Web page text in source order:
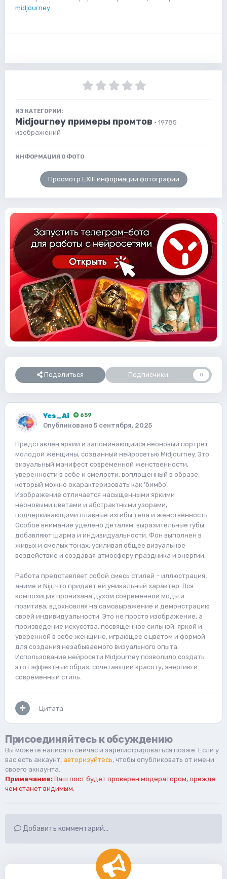
midjourney
ИЗ КАТЕГОРИИ:
Midjourney примеры промтов · 19785
изображений
ИНФОРМАЦИЯ О ФОТО
Просмотр EXIF информации фотографии
Поделиться Подписчики 0
Yes_Ai 659
Опубликовано 5 сентября, 2025
Представлен яркий и запоминающийся неоновый портрет
молодой женщины, созданный нейросетью Midjourney. Это
визуальный манифест современной женственности,
уверенности в себе и смелости, воплощенный в образе,
который можно охарактеризовать как 'бимбо'.
Изображение отличается насыщенными яркими
неоновыми цветами и абстрактными узорами,
подчёркивающими плавные изгибы тела и женственность.
Особое внимание уделено деталям: выразительные губы
добавляют шарма и индивидуальности. Фон выполнен в
живых и смелых тонах, усиливая общее визуальное
воздействие и создавая атмосферу праздника и энергии.
Работа представляет собой смесь стилей – иллюстрация,
аниме и Niji, что придает ей уникальный характер. Вся
композиция пронизана духом современной моды и
позитива, вдохновляя на самовыражение и демонстрацию
своей индивидуальности. Это не просто изображение, а
произведение искусства, посвященное сильной, яркой и
уверенной в себе женщине, играющее с цветом и формой
для создания незабываемого визуального опыта.
Использование нейросети Midjourney позволило создать
этот эффектный образ, сочетающий красоту, энергию и
современный стиль.
Цитата
Присоединяйтесь к обсуждению
Вы можете написать сейчас и зарегистрироваться позже. Если у
вас есть аккаунт, авторизуйтесь, чтобы опубликовать от имени
своего аккаунта.
Примечание: Ваш пост будет проверен модератором, прежде
чем станет видимым.
Добавить комментарий...